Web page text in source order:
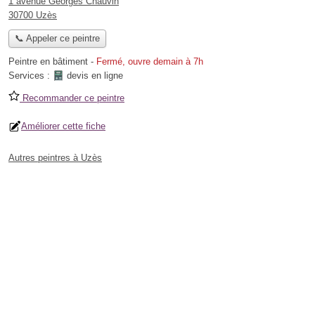
30700 Uzès
📞 Appeler ce peintre
Peintre en bâtiment - Fermé, ouvre demain à 7h
Services :
devis en ligne
Recommander ce peintre
Améliorer cette fiche
Autres peintres à Uzès